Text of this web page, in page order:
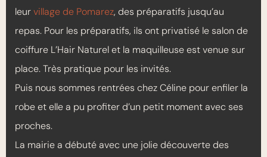
leurvillage de Pomarez, des préparatifs jusqu’au
repas. Pour les préparatifs, ils ont privatisé le salon de
coiffure L’Hair Naturel et la maquilleuse est venue sur
place. Très pratique pour les invités.
Puis nous sommes rentrées chez Céline pour enfiler la
robe et elle a pu profiter d’un petit moment avec ses
proches.
La mairie a débuté avec une jolie découverte des